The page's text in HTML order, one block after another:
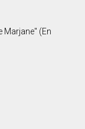
Marjane" (En